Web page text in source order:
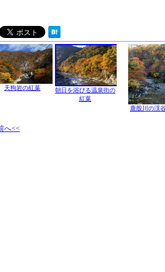
天狗岩の紅葉
朝日を浴びる温泉街の
紅葉
鹿股川の渓
へ<<